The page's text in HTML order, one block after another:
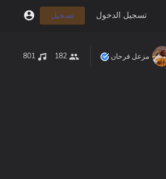
تسجيل الدخول تسجيل
مزعل فرحان